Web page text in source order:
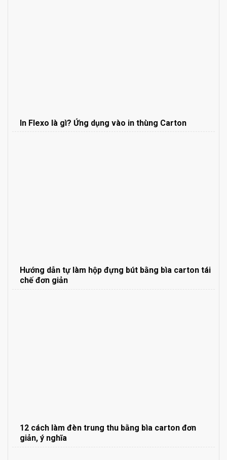
In Flexo là gì? Ứng dụng vào in thùng Carton
Hướng dẫn tự làm hộp đựng bút bằng bìa carton tái
chế đơn giản
12 cách làm đèn trung thu bằng bìa carton đơn
giản, ý nghĩa